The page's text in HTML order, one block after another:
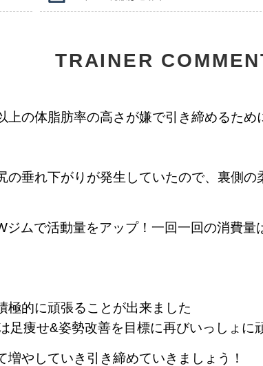
TRAINER
上の体脂肪率の高さが嫌で引き締めるため
の垂れ下がりが発生していたので、裏側
ムで活動量をアップ！一回一回の消費
極的に頑張ることが出来ました
足痩せ&姿勢改善を目標に再びいっしょに
やしていき引き締めていきましょう！